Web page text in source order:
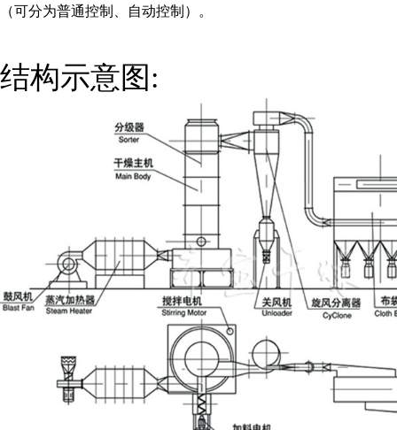
（可分为普通控制、自动控制）。
结构示意图: